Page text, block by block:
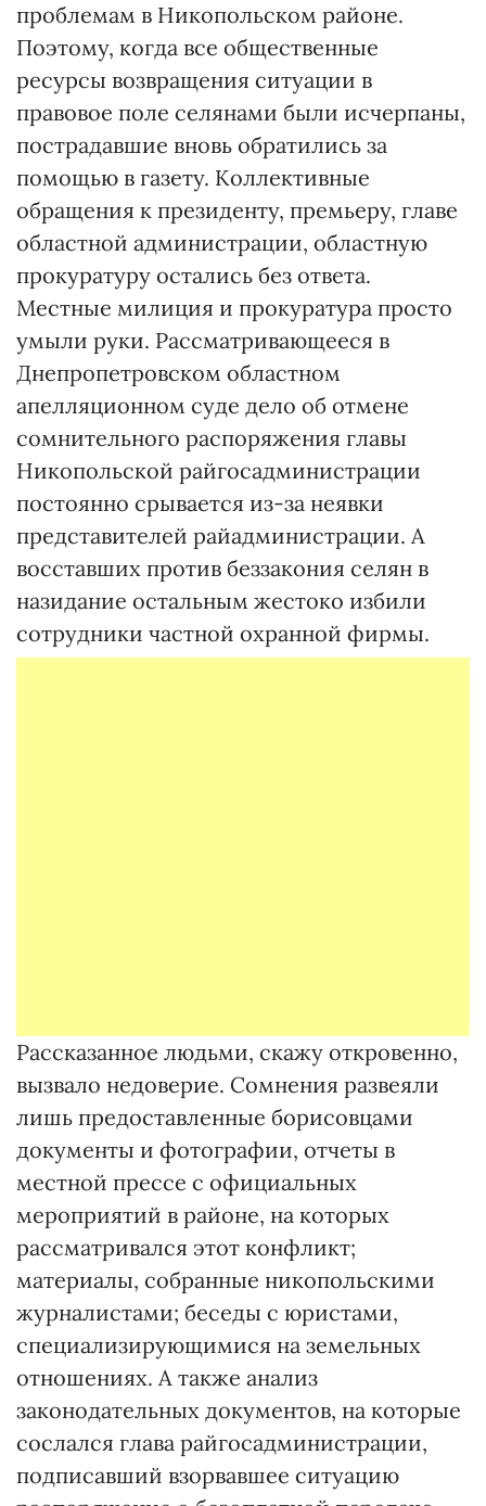
проблемам в Нико­польском районе.
Поэтому, когда все общественные
ресурсы возвращения ситуации в
правовое поле селянами были исчерпаны,
пострадавшие вновь обратились за
помощью в газету. Коллективные
обращения к президенту, премьеру, главе
областной администрации, областную
прокуратуру остались без ответа.
Местные милиция и прокуратура просто
умыли руки. Рассматривающееся в
Днепропетровском областном
апелляционном суде дело об отмене
сомнительного распоряжения главы
Никопольской райгосадминистрации
постоянно срывается из-за неявки
представителей райадминистрации. А
восставших против беззакония селян в
назидание остальным жестоко избили
сотрудники частной охранной фирмы.
Рассказанное людьми, скажу откровенно,
вызвало недоверие. Сомнения развеяли
лишь предоставленные борисовцами
документы и фотографии, отчеты в
местной прессе с официальных
мероприятий в районе, на которых
рассматривался этот конфликт;
материалы, собранные никопольскими
журналистами; беседы с юристами,
специализирующимися на земельных
отношениях. А также анализ
законодательных документов, на которые
сослался глава райгосадминистрации,
подписавший взорвавшее ситуацию